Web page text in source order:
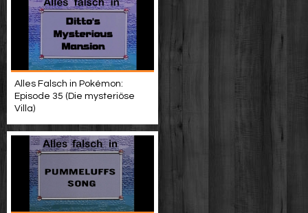
Alles Falsch in Pokémon:
Episode 35 (Die mysteriöse
Villa)